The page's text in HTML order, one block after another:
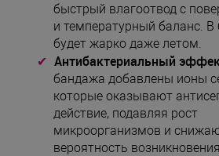
быстрый влагоотвод с
и температурный баланс. В
будет жарко даже летом.
Антибактериальный
бандажа добавлены ионы
которые оказывают
действие, подавляя рост
микроорганизмов и
вероятность